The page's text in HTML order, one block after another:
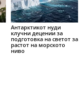
Антарктикот нуди
клучни децении за
подготовка на светот за
растот на морското
ниво